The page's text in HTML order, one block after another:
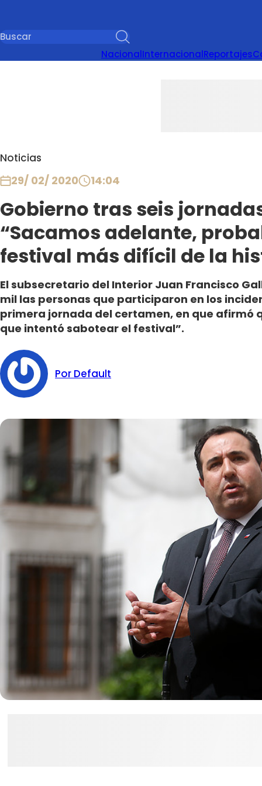
NacionalInternacionalReportajes
Noticias
29/ 02/ 2020 14:04
Gobierno tras seis
“Sacamos adelante,
festival más difícil de la
El subsecretario del Interior Juan Francisco
mil las personas que participaron en los
primera jornada del certamen, en que afirmó
que intentó sabotear el festival”.
Por Default